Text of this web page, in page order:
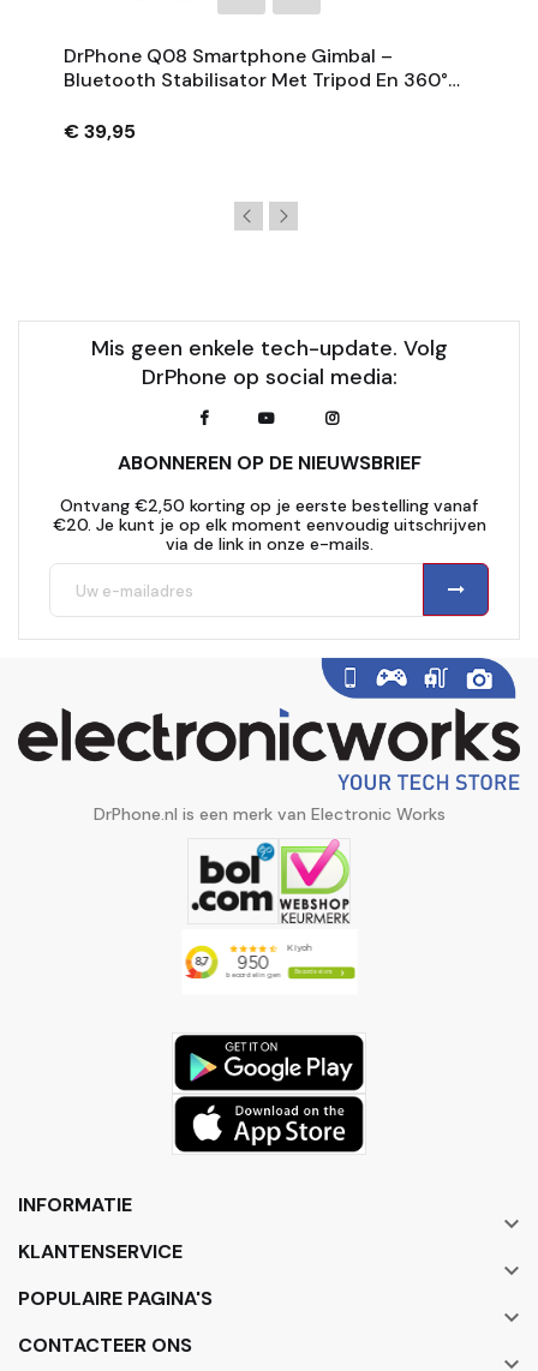
DrPhone Q08 Smartphone Gimbal –
Bluetooth Stabilisator Met Tripod En 360°
€ 39,95
Mis geen enkele tech-update. Volg
DrPhone op social media:
ABONNEREN OP DE NIEUWSBRIEF
Ontvang €2,50 korting op je eerste bestelling vanaf
€20. Je kunt je op elk moment eenvoudig uitschrijven
via de link in onze e-mails.
DrPhone.nl is een merk van Electronic Works
INFORMATIE

KLANTENSERVICE

POPULAIRE PAGINA'S

CONTACTEER ONS
